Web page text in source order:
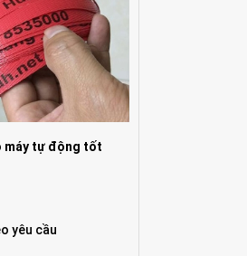
máy tự động tốt
yêu cầu